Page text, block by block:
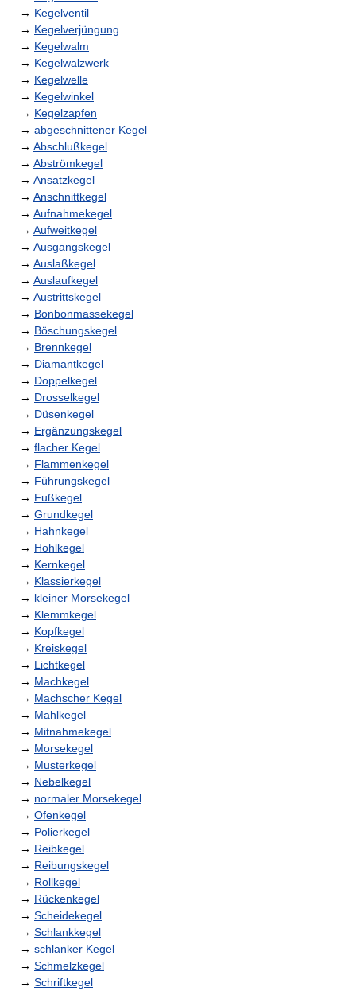
→ Kegelventil
→ Kegelverjüngung
→ Kegelwalm
→ Kegelwalzwerk
→ Kegelwelle
→ Kegelwinkel
→ Kegelzapfen
→ abgeschnittener Kegel
→ Abschlußkegel
→ Abströmkegel
→ Ansatzkegel
→ Anschnittkegel
→ Aufnahmekegel
→ Aufweitkegel
→ Ausgangskegel
→ Auslaßkegel
→ Auslaufkegel
→ Austrittskegel
→ Bonbonmassekegel
→ Böschungskegel
→ Brennkegel
→ Diamantkegel
→ Doppelkegel
→ Drosselkegel
→ Düsenkegel
→ Ergänzungskegel
→ flacher Kegel
→ Flammenkegel
→ Führungskegel
→ Fußkegel
→ Grundkegel
→ Hahnkegel
→ Hohlkegel
→ Kernkegel
→ Klassierkegel
→ kleiner Morsekegel
→ Klemmkegel
→ Kopfkegel
→ Kreiskegel
→ Lichtkegel
→ Machkegel
→ Machscher Kegel
→ Mahlkegel
→ Mitnahmekegel
→ Morsekegel
→ Musterkegel
→ Nebelkegel
→ normaler Morsekegel
→ Ofenkegel
→ Polierkegel
→ Reibkegel
→ Reibungskegel
→ Rollkegel
→ Rückenkegel
→ Scheidekegel
→ Schlankkegel
→ schlanker Kegel
→ Schmelzkegel
→ Schriftkegel